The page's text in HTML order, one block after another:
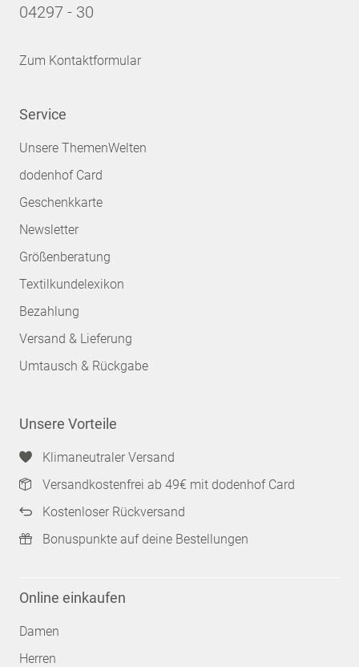
04297 - 30
Zum Kontaktformular
Service
Unsere ThemenWelten
dodenhof Card
Geschenkkarte
Newsletter
Größenberatung
Textilkundelexikon
Bezahlung
Versand & Lieferung
Umtausch & Rückgabe
Unsere Vorteile
Klimaneutraler Versand
Versandkostenfrei ab 49€ mit dodenhof Card
Kostenloser Rückversand
Bonuspunkte auf deine Bestellungen
Online einkaufen
Damen
Herren